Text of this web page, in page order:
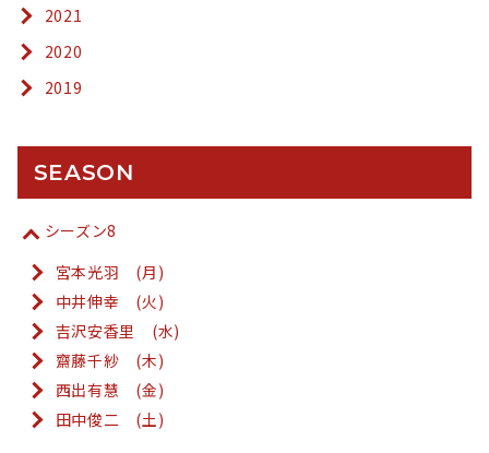
2021
2020
2019
SEASON
シーズン8
宮本光羽 (月)
中井伸幸 (火)
吉沢安香里 (水)
齋藤千紗 (木)
西出有慧 (金)
田中俊二 (土)